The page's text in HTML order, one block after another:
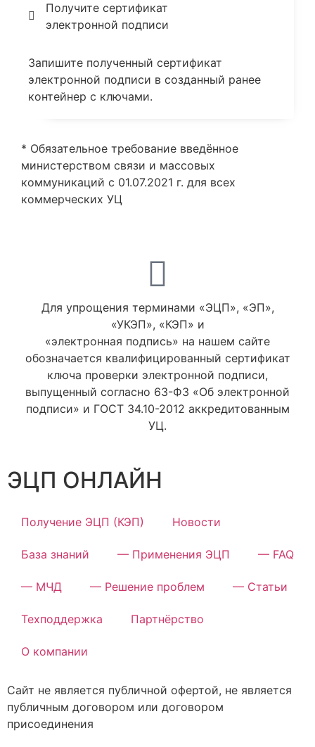
Получите сертификат
электронной подписи
Запишите полученный сертификат
электронной подписи в созданный ранее
контейнер с ключами.
* Обязательное требование введённое
министерством связи и массовых
коммуникаций с 01.07.2021 г. для всех
коммерческих УЦ
Для упрощения терминами «ЭЦП», «ЭП»,
«УКЭП», «КЭП» и
«электронная подпись» на нашем сайте
обозначается квалифицированный сертификат
ключа проверки электронной подписи,
выпущенный согласно 63-ФЗ «Об электронной
подписи» и ГОСТ 34.10-2012 аккредитованным
УЦ.
ЭЦП ОНЛАЙН
Получение ЭЦП (КЭП) Новости
База знаний — Применения ЭЦП — FAQ
— МЧД — Решение проблем — Статьи
Техподдержка Партнёрство
О компании
Сайт не является публичной офертой, не является
публичным договором или договором
присоединения